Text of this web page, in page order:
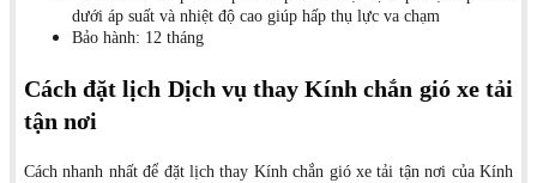
dưới áp suất và nhiệt độ cao giúp hấp thụ lực va chạm
Bảo hành: 12 tháng
Cách đặt lịch Dịch vụ thay Kính chắn gió xe tải
tận nơi
Cách nhanh nhất để đặt lịch thay Kính chắn gió xe tải tận nơi của Kính